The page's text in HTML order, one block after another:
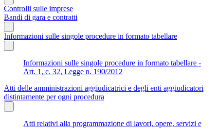
Controlli sulle imprese
Bandi di gara e contratti
Informazioni sulle singole procedure in formato tabellare
Informazioni sulle singole procedure in formato tabellare -
Art. 1, c. 32, Legge n. 190/2012
Atti delle amministrazioni aggiudicatrici e degli enti aggiudicatori
distintamente per ogni procedura
Atti relativi alla programmazione di lavori, opere, servizi e